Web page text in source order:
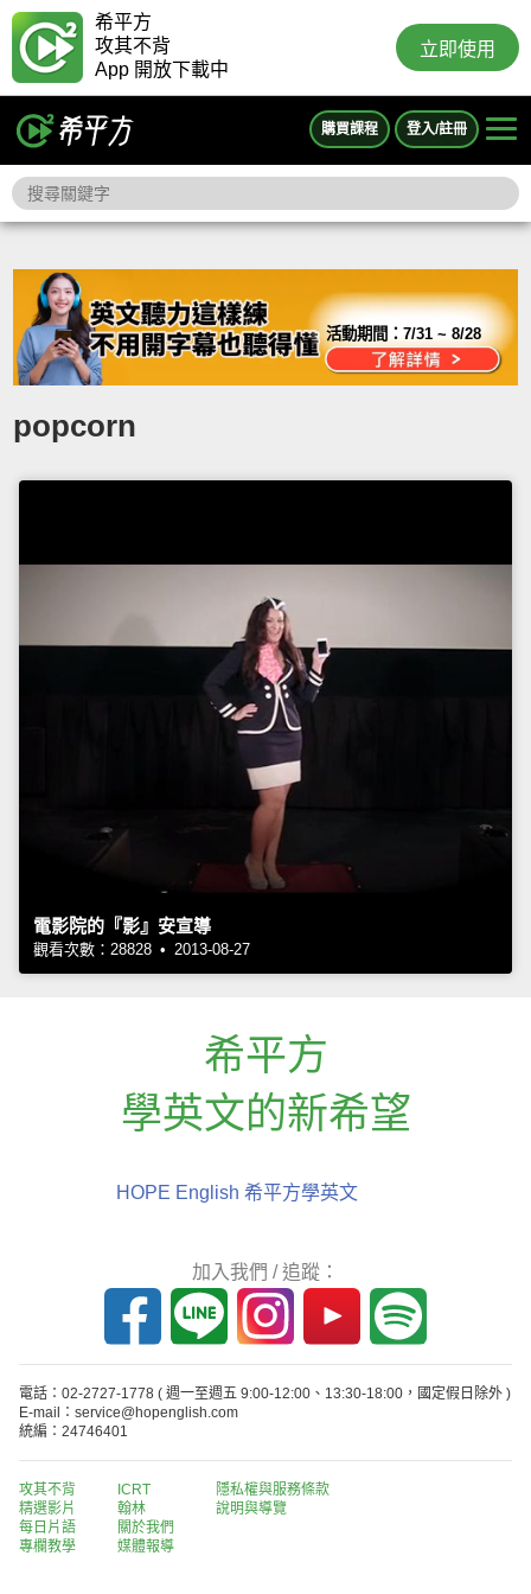
希平方
攻其不背
App 開放下載中
立即使用
購買課程 登入/註冊
活動期間：7/31 ~ 8/28
popcorn
電影院的『影』安宣導
觀看次數：28828 • 2013-08-27
希平方
學英文的新希望
HOPE English 希平方學英文
加入我們 / 追蹤：
電話：02-2727-1778 ( 週一至週五 9:00-12:00、13:30-18:00，國定假日除外 )
E-mail：service@hopenglish.com
統編：24746401
攻其不背
精選影片
每日片語
專欄教學
ICRT
翰林
關於我們
媒體報導
隱私權與服務條款
說明與導覽